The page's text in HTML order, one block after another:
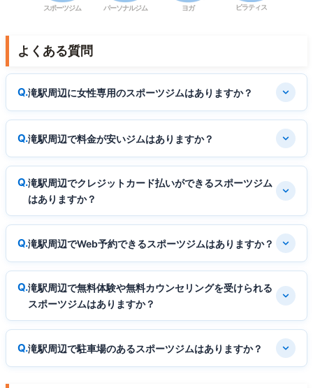
スポーツジム パーソナルジム ヨガ ピラティス
よくある質問
滝駅周辺に女性専用のスポーツジムはありますか？
滝駅周辺で料金が安いジムはありますか？
滝駅周辺でクレジットカード払いができるスポーツジム
はありますか？
滝駅周辺でWeb予約できるスポーツジムはありますか？
滝駅周辺で無料体験や無料カウンセリングを受けられる
スポーツジムはありますか？
滝駅周辺で駐車場のあるスポーツジムはありますか？